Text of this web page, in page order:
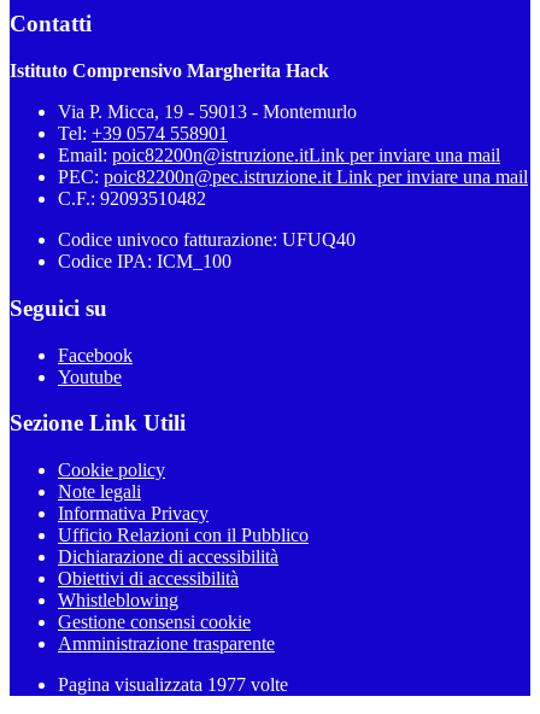
Contatti
Istituto Comprensivo Margherita Hack
Via P. Micca, 19 - 59013 - Montemurlo
Tel: +39 0574 558901
Email: poic82200n@istruzione.itLink per inviare una mail
PEC: poic82200n@pec.istruzione.it Link per inviare una mail
C.F.: 92093510482
Codice univoco fatturazione: UFUQ40
Codice IPA: ICM_100
Seguici su
Facebook
Youtube
Sezione Link Utili
Cookie policy
Note legali
Informativa Privacy
Ufficio Relazioni con il Pubblico
Dichiarazione di accessibilità
Obiettivi di accessibilità
Whistleblowing
Gestione consensi cookie
Amministrazione trasparente
Pagina visualizzata 1977 volte